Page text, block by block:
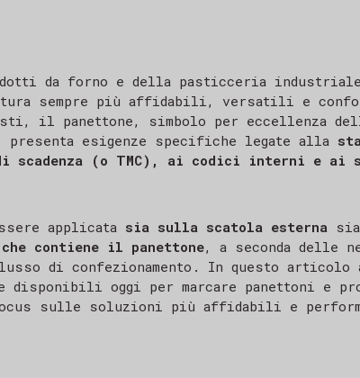
da forno e della pasticceria
sempre più affidabili, versatili e
il panettone, simbolo per eccellenza
esigenze specifiche legate alla
(o TMC), ai codici interni e ai
applicata sia sulla scatola esterna sia
contiene il panettone, a seconda delle
di confezionamento. In questo articolo
disponibili oggi per marcare panettoni e
sulle soluzioni più affidabili e